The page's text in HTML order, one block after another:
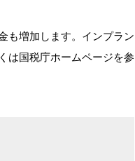
も増加します。インプラン
は国税庁ホームページを参